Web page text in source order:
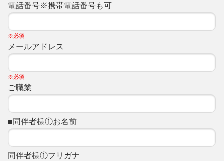
電話番号※携帯電話番号も可
※必須
メールアドレス
※必須
ご職業
■同伴者様①お名前
同伴者様①フリガナ